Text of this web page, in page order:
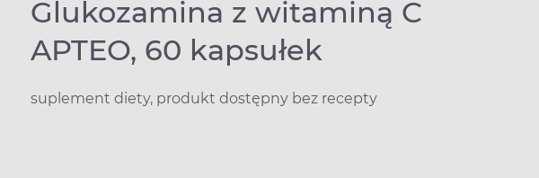
Glukozamina z witaminą C
APTEO, 60 kapsułek
suplement diety, produkt dostępny bez recepty